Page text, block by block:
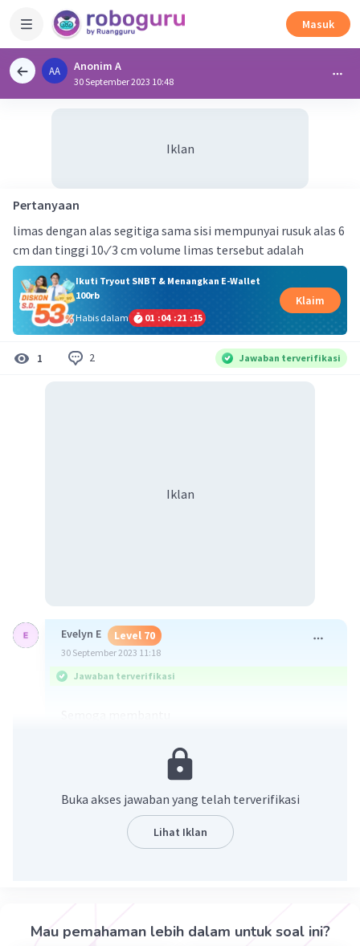
Masuk
AA Anonim A
30 September 2023 10:48
Iklan
Pertanyaan
limas dengan alas segitiga sama sisi mempunyai rusuk alas 6
cm dan tinggi 10✓3 cm volume limas tersebut adalah
Ikuti Tryout SNBT & Menangkan E-Wallet
100rb
Habis dalam
01 :04 :21 :15
Klaim
1 2 Jawaban terverifikasi
Iklan
Evelyn E Level 70
30 September 2023 11:18
Jawaban terverifikasi
Vincent M Community Level 73
Buka akses jawaban yang telah terverifikasi
Lihat Iklan
Mau pemahaman lebih dalam untuk soal ini?